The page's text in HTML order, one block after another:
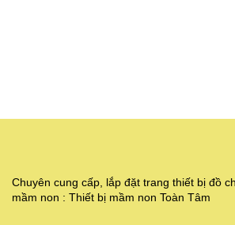
Chuyên cung cấp, lắp đặt trang thiết bị đồ
mầm non : Thiết bị mầm non Toàn Tâm